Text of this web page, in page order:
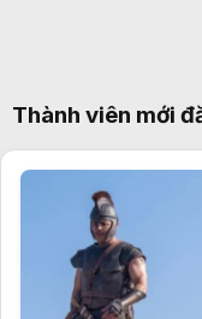
Thành viên mới